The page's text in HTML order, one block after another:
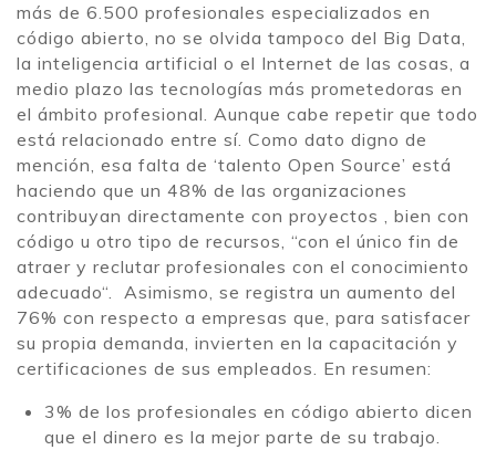
más de 6.500 profesionales especializados en
código abierto, no se olvida tampoco del Big Data,
la inteligencia artificial o el Internet de las cosas, a
medio plazo las tecnologías más prometedoras en
el ámbito profesional. Aunque cabe repetir que todo
está relacionado entre sí. Como dato digno de
mención, esa falta de ‘talento Open Source’ está
haciendo que un 48% de las organizaciones
contribuyan directamente con proyectos , bien con
código u otro tipo de recursos, “con el único fin de
atraer y reclutar profesionales con el conocimiento
adecuado“. Asimismo, se registra un aumento del
76% con respecto a empresas que, para satisfacer
su propia demanda, invierten en la capacitación y
certificaciones de sus empleados. En resumen:
3% de los profesionales en código abierto dicen
que el dinero es la mejor parte de su trabajo.